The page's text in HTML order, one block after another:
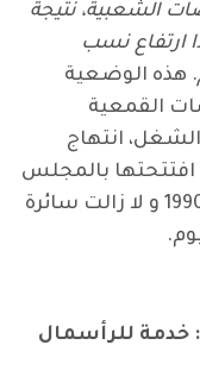
الشعبية، نتيجة
ارتفاع نسب
. هذه الوضعية
القمعية
انتهاج
بالمجلس
الوطني للشباب و المستقبل سنة 1990 و لا زالت سائرة
للرأسمال